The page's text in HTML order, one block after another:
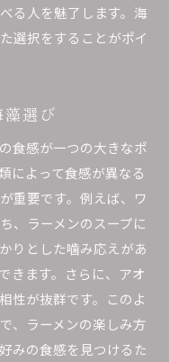
る人を魅了します。海
選択をすることがポイ
選び
食感が一つの大きなポ
によって食感が異なる
重要です。例えば、ワ
、ラーメンのスープに
りとした噛み応えがあ
きます。さらに、アオ
性が抜群です。このよ
、ラーメンの楽しみ方
みの食感を見つけるた